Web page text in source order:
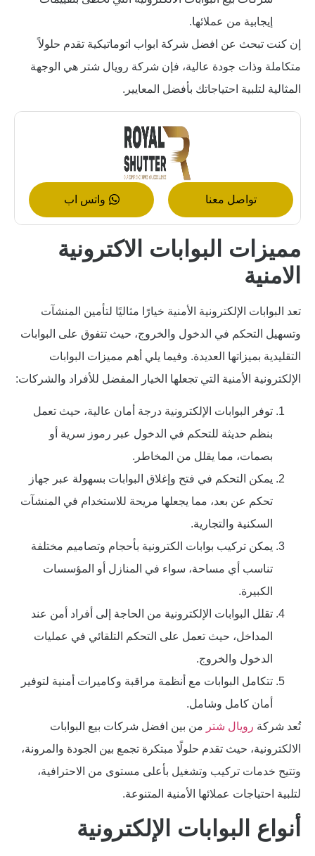
إيجابية من عملائها.
إن كنت تبحث عن افضل شركة ابواب اتوماتيكية تقدم حلولاً
متكاملة وذات جودة عالية، فإن شركة رويال شتر هي الوجهة
المثالية لتلبية احتياجاتك بأفضل المعايير.
تواصل معنا واتس اب
مميزات البوابات الاكترونية
الامنية
تعد البوابات الإلكترونية الأمنية خيارًا مثاليًا لتأمين المنشآت
وتسهيل التحكم في الدخول والخروج، حيث تتفوق على البوابات
التقليدية بميزاتها العديدة. وفيما يلي أهم مميزات البوابات
الإلكترونية الأمنية التي تجعلها الخيار المفضل للأفراد والشركات:
توفر البوابات الإلكترونية درجة أمان عالية، حيث تعمل
بنظم حديثة للتحكم في الدخول عبر رموز سرية أو
بصمات، مما يقلل من المخاطر.
يمكن التحكم في فتح وإغلاق البوابات بسهولة عبر جهاز
تحكم عن بعد، مما يجعلها مريحة للاستخدام في المنشآت
السكنية والتجارية.
يمكن تركيب بوابات الكترونية بأحجام وتصاميم مختلفة
تناسب أي مساحة، سواء في المنازل أو المؤسسات
الكبيرة.
تقلل البوابات الإلكترونية من الحاجة إلى أفراد أمن عند
المداخل، حيث تعمل على التحكم التلقائي في عمليات
الدخول والخروج.
تتكامل البوابات مع أنظمة مراقبة وكاميرات أمنية لتوفير
أمان كامل وشامل.
تُعد شركة رويال شتر من بين افضل شركات بيع البوابات
الالكترونية، حيث تقدم حلولًا مبتكرة تجمع بين الجودة والمرونة،
وتتيح خدمات تركيب وتشغيل بأعلى مستوى من الاحترافية،
لتلبية احتياجات عملائها الأمنية المتنوعة.
أنواع البوابات الإلكترونية